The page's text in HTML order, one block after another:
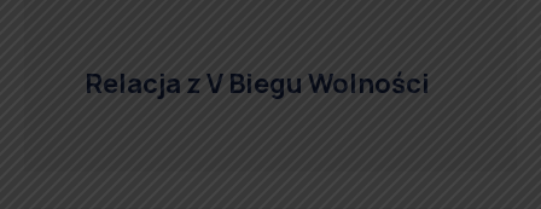
Relacja z V Biegu Wolności